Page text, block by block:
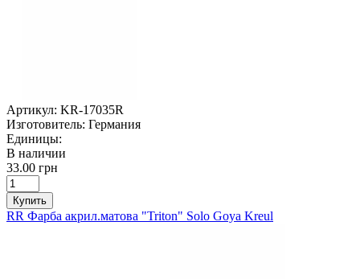
Артикул: KR-17035R
Изготовитель: Германия
Единицы:
В наличии
33.00 грн
Купить
RR Фарба акрил.матова "Triton" Solo Goya Kreul